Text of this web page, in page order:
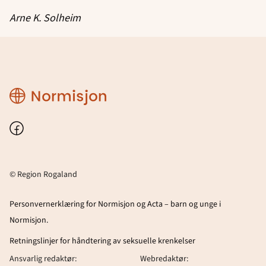
Arne K. Solheim
Region
Rogaland
Facebook
© Region Rogaland
Personvernerklæring for Normisjon og Acta – barn og unge i
Normisjon.
Retningslinjer for håndtering av seksuelle krenkelser
Ansvarlig redaktør:
Webredaktør: